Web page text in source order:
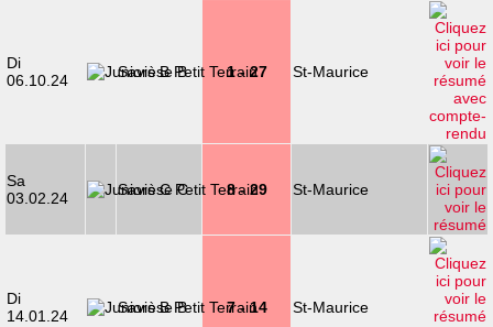
Di
06.10.24
Savièse B 1 - 27 St-Maurice
Sa
03.02.24
Savièse C 8 - 29 St-Maurice
Di
14.01.24
Savièse B 7 - 14 St-Maurice